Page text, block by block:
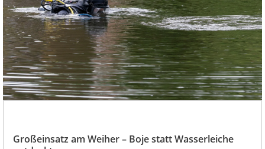
Großeinsatz am Weiher – Boje statt Wasserleiche